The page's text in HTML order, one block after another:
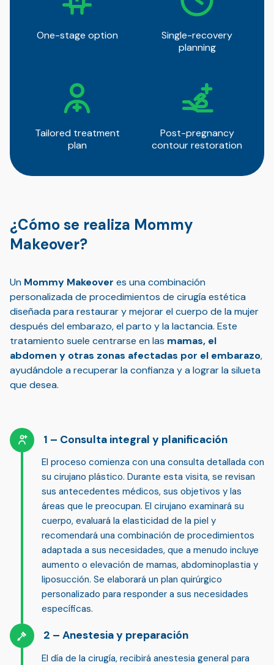
One-stage option
Single-recovery
planning
Tailored treatment
plan
Post-pregnancy
contour restoration
¿Cómo se realiza Mommy
Makeover?
Un Mommy Makeover es una combinación
personalizada de procedimientos de cirugía estética
diseñada para restaurar y mejorar el cuerpo de la mujer
después del embarazo, el parto y la lactancia. Este
tratamiento suele centrarse en las mamas, el
abdomen y otras zonas afectadas por el embarazo,
ayudándole a recuperar la confianza y a lograr la silueta
que desea.
Consulta integral y planificación
El proceso comienza con una consulta detallada con
su cirujano plástico. Durante esta visita, se revisan
sus antecedentes médicos, sus objetivos y las
áreas que le preocupan. El cirujano examinará su
cuerpo, evaluará la elasticidad de la piel y
recomendará una combinación de procedimientos
adaptada a sus necesidades, que a menudo incluye
aumento o elevación de mamas, abdominoplastia y
liposucción. Se elaborará un plan quirúrgico
personalizado para responder a sus necesidades
específicas.
Anestesia y preparación
El día de la cirugía, recibirá anestesia general para